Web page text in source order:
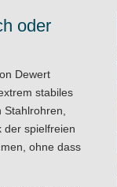
oder
Dewert
stabiles
der spielfreien
ohne dass